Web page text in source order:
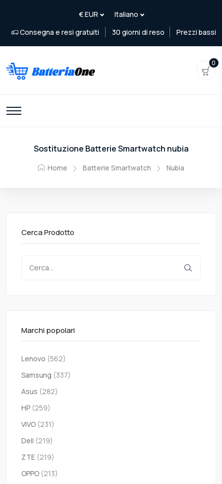
Consegna e resi gratuiti 30 giorni di reso Prezzi bassi
0
Sostituzione Batterie Smartwatch nubia
Home Batterie Smartwatch Nubia
Cerca Prodotto
Marchi popolari
Lenovo (562)
Samsung (337)
Asus (282)
HP (259)
VIVO (231)
Dell (219)
ZTE (219)
OPPO (213)